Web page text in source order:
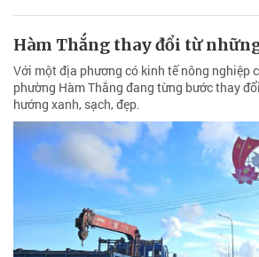
Hàm Thắng thay đổi từ
Với một địa phương có kinh tế nông nghiệp
phường Hàm Thắng đang từng bước thay
hướng xanh, sạch, đẹp.